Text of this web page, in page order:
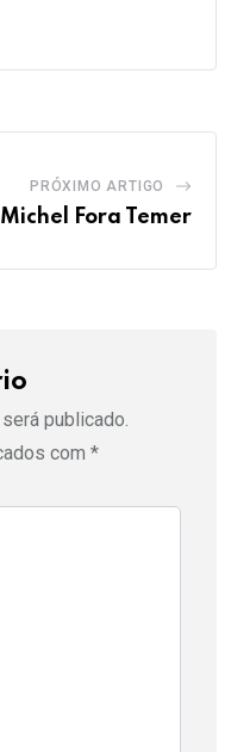
PRÓXIMO ARTIGO
Fora Temer
publicado.
com *